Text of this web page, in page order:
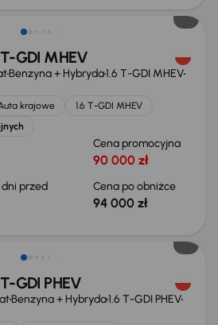
GDI MHEV
Benzyna + Hybryda1.6 T-GDI MHEV
krajowe
1.6 T-GDI MHEV
Cena promocyjna
90 000 zł
dni przed
Cena po obniżce
94 000 zł
GDI PHEV
Benzyna + Hybryda1.6 T-GDI PHEV